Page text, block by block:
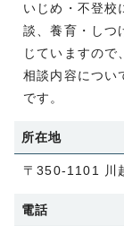
いじめ・不登校
談、養育・しつ
じていますので
相談内容につい
です。
所在地
〒350-1101 川
電話